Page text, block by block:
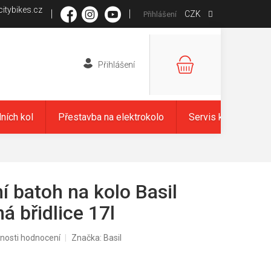
CZK
Přihlášení
NÁKUPNÍ
kol Přestavba na elektrokolo Servis kol
batoh na kolo Basil
břidlice 17l
hodnocení Značka: Basil